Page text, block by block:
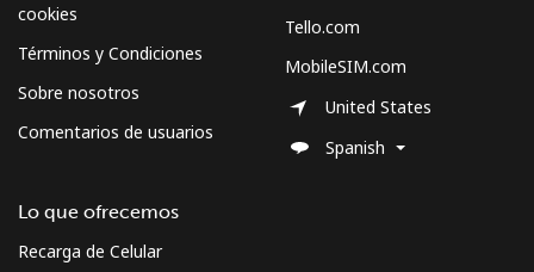
cookies
Términos y Condiciones
Sobre nosotros
Comentarios de usuarios
Lo que ofrecemos
Recarga de Celular
Tello.com
MobileSIM.com
United States
Spanish